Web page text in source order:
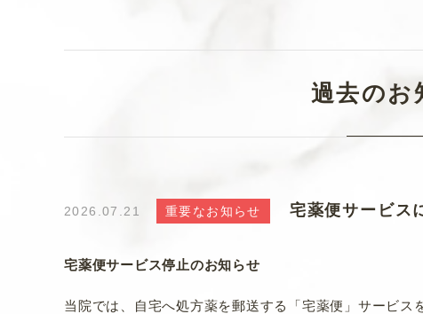
過去のお
2026.07.21 重要なお知らせ 宅薬便サービス
宅薬便サービス停止のお知らせ
当院では、自宅へ処方薬を郵送する「宅薬便」サービス